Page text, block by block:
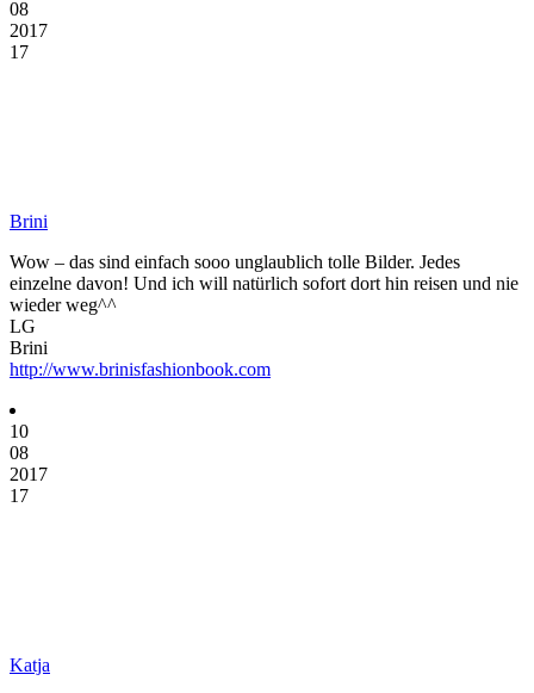
08
2017
17
Brini
Wow – das sind einfach sooo unglaublich tolle Bilder. Jedes
einzelne davon! Und ich will natürlich sofort dort hin reisen und nie
wieder weg^^
LG
Brini
http://www.brinisfashionbook.com
10
08
2017
17
Katja